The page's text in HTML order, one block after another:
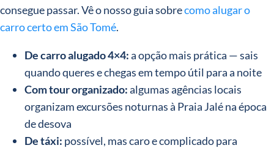
consegue passar. Vê o nosso guia sobrecomo alugar o
carro certo em São Tomé.
De carro alugado 4×4:a opção mais prática — sais
quando queres e chegas em tempo útil para a noite
Com tour organizado:algumas agências locais
organizam excursões noturnas à Praia Jalé na época
de desova
De táxi: possível, mas caro e complicado para